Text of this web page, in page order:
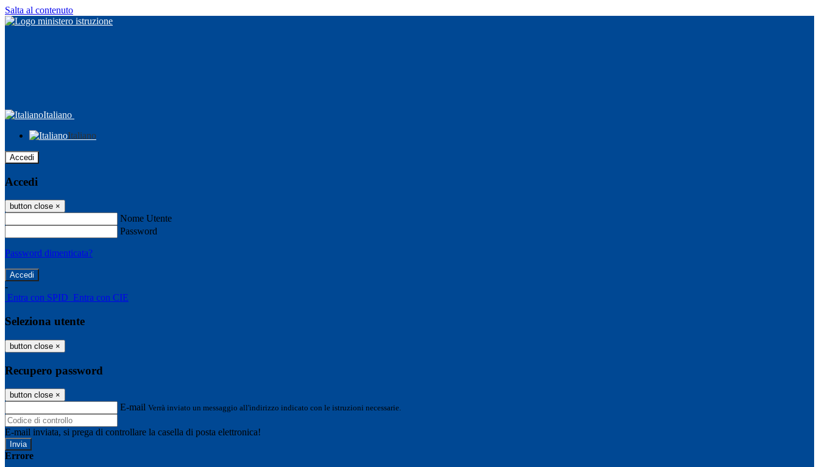
Salta al contenuto
Italiano
Italiano
Accedi
Accedi
button close ×
Nome Utente
Password
Password dimenticata?
-
Entra con SPID Entra con CIE
Seleziona utente
button close ×
Recupero password
button close ×
E-mail Verrà inviato un messaggio all'indirizzo indicato con le istruzioni necessarie.
E-mail inviata, si prega di controllare la casella di posta elettronica!
Errore